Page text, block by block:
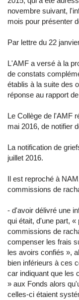
novembre suivant,
mois pour présenter
Par lettre du 22
L'AMF a versé à la
de constats
établis à la suite des
réponse au rapport
Le Collège de l'AMF
mai 2016, de notifier
La notification de
juillet 2016.
Il est reproché à
commissions de
- d'avoir délivré une
qui était, d'une part,
commissions de
compenser les frais
les avoirs confiés »,
bien inférieurs à ces
car indiquant que les
» aux Fonds alors
celles-ci étaient